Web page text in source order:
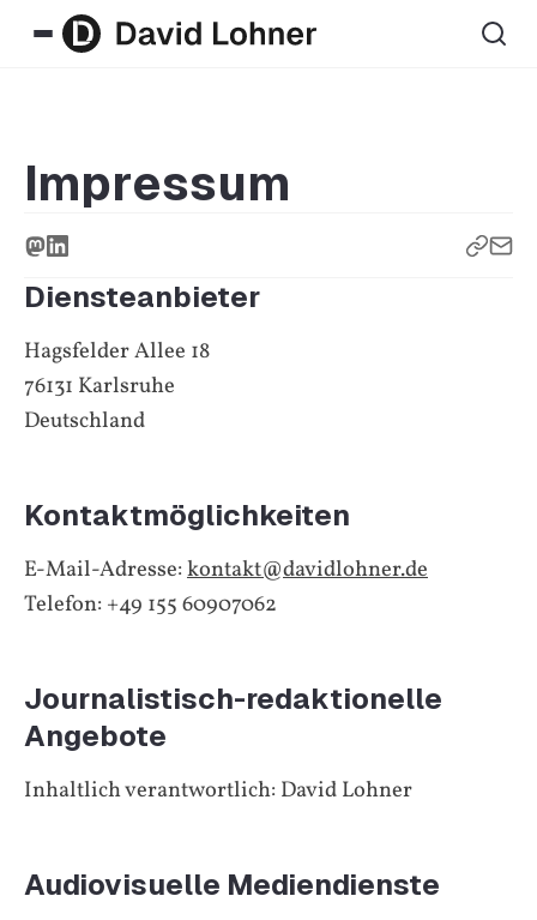
Impressum
Diensteanbieter
Hagsfelder Allee 18
76131 Karlsruhe
Deutschland
Kontaktmöglichkeiten
E-Mail-Adresse:kontakt@davidlohner.de
Telefon: +49 155 60907062
Journalistisch-redaktionelle
Angebote
Inhaltlich verantwortlich: David Lohner
Audiovisuelle Mediendienste